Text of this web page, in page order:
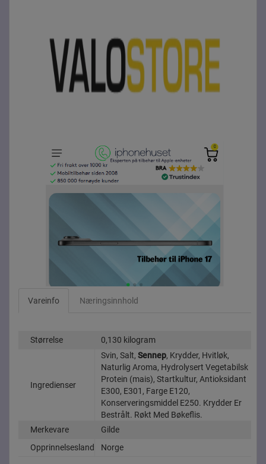
Vareinfo Næringsinnhold
Størrelse 0,130 kilogram
Ingredienser
Svin, Salt, Sennep, Krydder, Hvitløk,
Naturlig Aroma, Hydrolysert Vegetabilsk
Protein (mais), Startkultur, Antioksidant
E300, E301, Farge E120,
Konserveringsmiddel E250. Krydder Er
Bestrålt. Røkt Med Bøkeflis.
Merkevare
Gilde
Opprinnelsesland
Norge